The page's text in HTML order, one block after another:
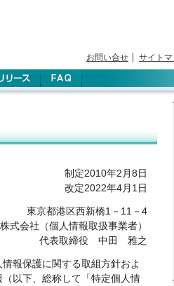
お問い合せ サイト
制定2010年2月8日
改定2022年4月1日
東京都港区西新橋1－11－4
式会社（個人情報取扱事業者）
代表取締役 中田 雅之
報保護に関する取組方針およ
以下、総称して「特定個人情